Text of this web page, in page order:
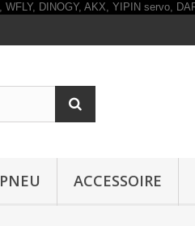
PNEU ACCESSOIRE